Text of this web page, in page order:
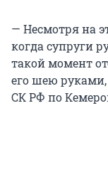
— Несмотря на
когда супруги
такой момент
его шею руками,
СК РФ по